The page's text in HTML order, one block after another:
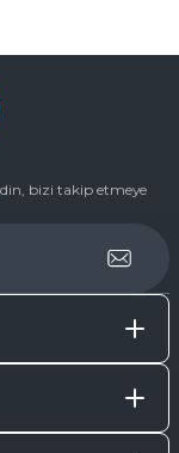
bizi takip etmeye